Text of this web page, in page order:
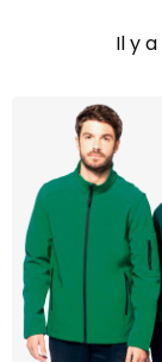
Il y a